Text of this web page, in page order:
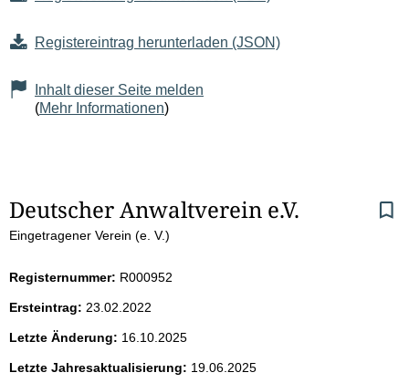
Registereintrag herunterladen (JSON)
Inhalt dieser Seite melden
(Mehr Informationen)
S
e
i
t
e
Deutscher Anwaltverein e.V.
Eingetragener Verein (e. V.)
Registernummer: R000952
Ersteintrag: 23.02.2022
Letzte Änderung: 16.10.2025
Letzte Jahresaktualisierung: 19.06.2025